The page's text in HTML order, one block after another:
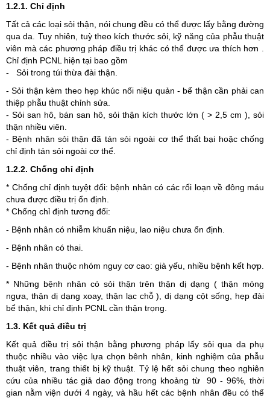
1.2.1. Chỉ định
Tất cả các loại sỏi thận, nói chung đều có thể được lấy bằng đường
qua da. Tuy nhiên, tuỳ theo kích thước sỏi, kỹ năng của phẫu thuật
viên mà các phương pháp điều trị khác có thể được ưa thích hơn .
Chỉ định PCNL hiện tại bao gồm
- Sỏi trong túi thừa đài thận.
- Sỏi thận kèm theo hẹp khúc nối niệu quản - bể thận cần phải can
thiệp phẫu thuật chỉnh sửa.
- Sỏi san hô, bán san hô, sỏi thận kích thước lớn ( > 2,5 cm ), sỏi
thận nhiều viên.
- Bệnh nhân sỏi thận đã tán sỏi ngoài cơ thể thất bại hoặc chống
chỉ định tán sỏi ngoài cơ thể.
1.2.2. Chống chỉ định
* Chống chỉ định tuyệt đối: bệnh nhân có các rối loạn về đông máu
chưa được điều trị ổn định.
* Chống chỉ định tương đối:
- Bệnh nhân có nhiễm khuẩn niệu, lao niệu chưa ổn định.
- Bệnh nhân có thai.
- Bệnh nhân thuộc nhóm nguy cơ cao: già yếu, nhiều bệnh kết hợp.
* Những bệnh nhân có sỏi thận trên thận dị dạng ( thận móng
ngựa, thận dị dạng xoay, thận lạc chỗ ), dị dạng cột sống, hẹp đài
bể thận, khi chỉ định PCNL cần thận trọng.
1.3. Kết quả điều trị
Kết quả điều trị sỏi thận bằng phương pháp lấy sỏi qua da phụ
thuộc nhiều vào việc lựa chọn bênh nhân, kinh nghiệm của phẫu
thuật viên, trang thiết bị kỹ thuật. Tỷ lệ hết sỏi chung theo nghiên
cứu của nhiều tác giả dao động trong khoảng từ 90 - 96%, thời
gian nằm viện dưới 4 ngày, và hầu hết các bệnh nhân đều có thể